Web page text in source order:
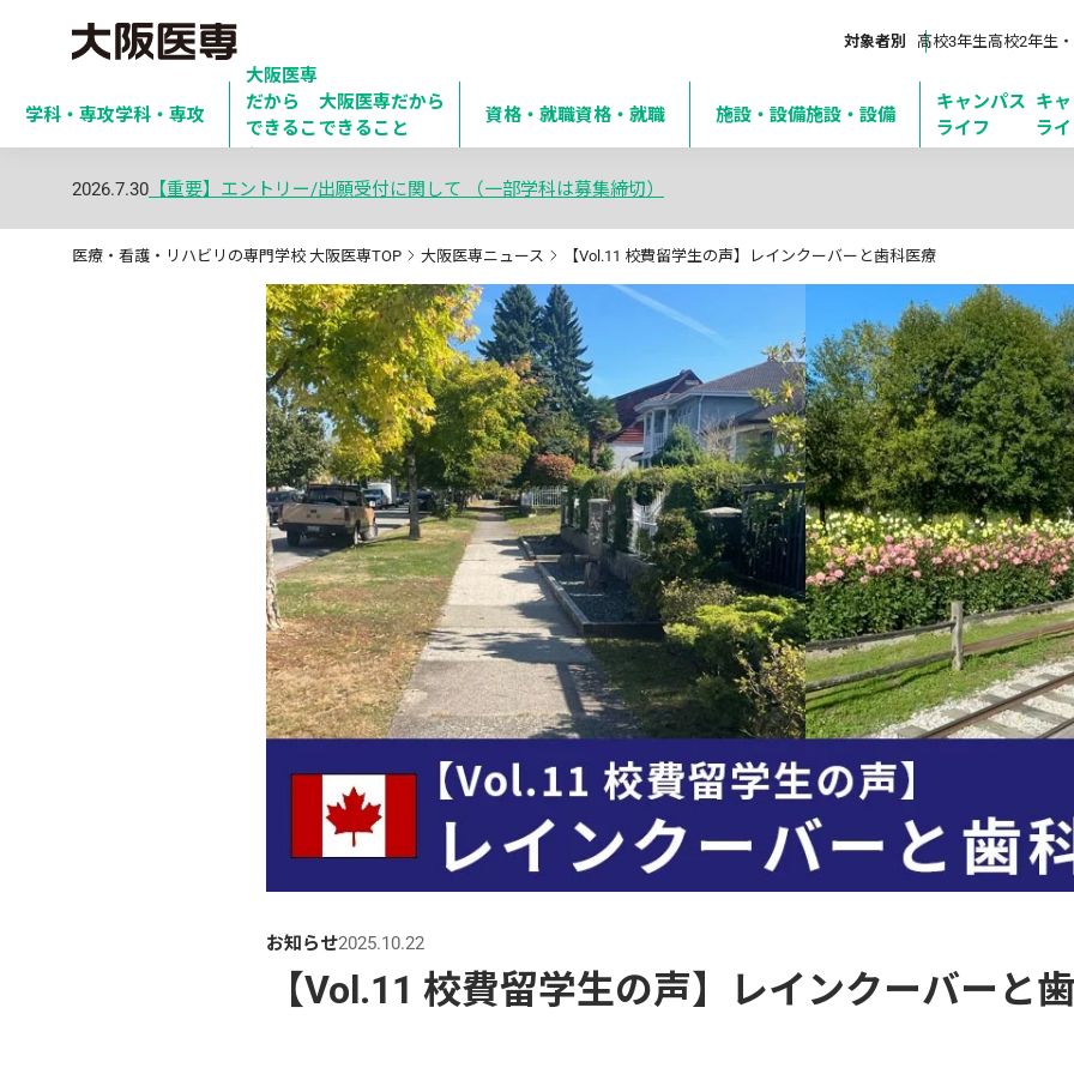
対象者別 高校3年生高校2年生
学科・専攻学科・専攻
大阪医専
だから
できるこ
と
大阪医専だから
できること
資格・就職資格・就職 施設・設備施設・設備
キャンパス
ライフ
キ
ラ
2026.7.30 【重要】エントリー/出願受付に関して （一部学科は募集締切）
医療・看護・リハビリの専門学校 大阪医専TOP 大阪医専ニュース 【Vol.11 校費留学生の声】レインクーバーと歯科医療
お知らせ2025.10.22
【Vol.11 校費留学生の声】レインクーバーと